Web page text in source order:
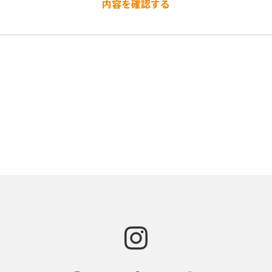
正確性につきましては万全を期しておりますが、不正確